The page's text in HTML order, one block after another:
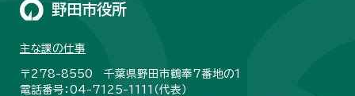
野田市役所
主な課の仕事
〒278-8550 千葉県野田市鶴奉7番地の1
電話番号：04-7125-1111（代表）